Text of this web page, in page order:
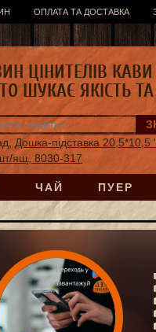
ОПЛАТА ТА ДОСТАВКА
ЧАЙ ПУЕР
Дошка-підставка 20,5*10,5
ящ, 8030-317
ЦІНИТЕЛІВ
ШУКАЄ ЯКІСТЬ